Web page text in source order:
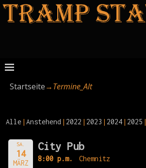
Startseite→Termine_Alt
Alle Anstehend 2022 2023 2024 2025
SA.
14
MÄRZ
City Pub
8:00 p.m. Chemnitz